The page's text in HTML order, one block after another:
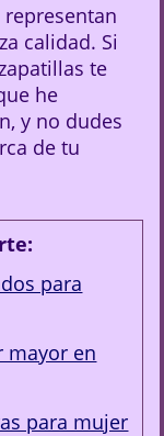
representan
calidad. Si
te
he
y no dudes
de tu
para
mayor en
para mujer